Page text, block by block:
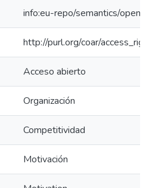
info:eu-repo/semantics/
http://purl.org/coar/
Acceso abierto
Organización
Competitividad
Motivación